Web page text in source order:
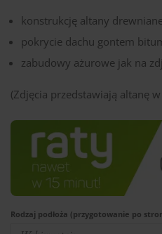
konstrukcję altany
pokrycie dachu gontem
zabudowy ażurowe jak na
(Zdjęcia przedstawiają altanę
Rodzaj podłoża (przygotowanie po